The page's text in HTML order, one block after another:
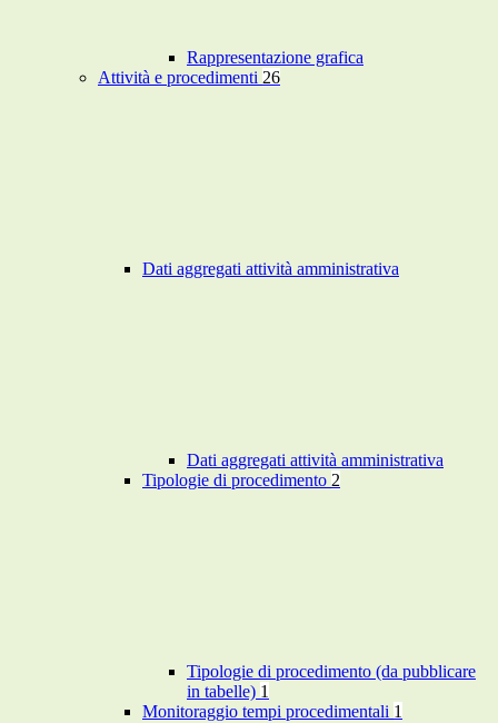
Rappresentazione grafica
Attività e procedimenti 26
Dati aggregati attività amministrativa
Dati aggregati attività amministrativa
Tipologie di procedimento 2
Tipologie di procedimento (da pubblicare
in tabelle) 1
Monitoraggio tempi procedimentali 1